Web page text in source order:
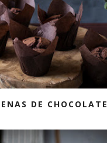
DE CHOCOLATE